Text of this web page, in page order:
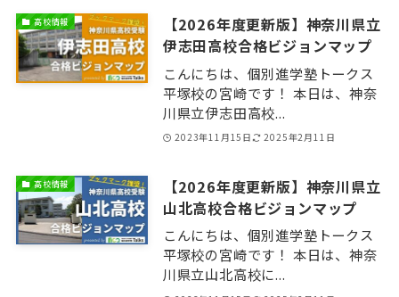
高校情報
【2026年度更新版】神奈川県立
伊志田高校合格ビジョンマップ
こんにちは、個別進学塾トークス
平塚校の宮崎です！ 本日は、神奈
川県立伊志田高校...
2023年11月15日 2025年2月11日
高校情報
【2026年度更新版】神奈川県立
山北高校合格ビジョンマップ
こんにちは、個別進学塾トークス
平塚校の宮崎です！ 本日は、神奈
川県立山北高校に...